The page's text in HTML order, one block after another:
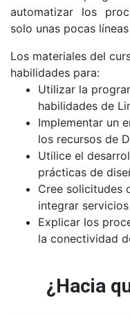
automatizar los
solo unas pocas
Los materiales del
habilidades para:
Utilizar la
habilidades de
Implementar un
los recursos de
Utilice el
prácticas de
Cree solicitudes
integrar
Explicar los
la conectividad
¿Hacia